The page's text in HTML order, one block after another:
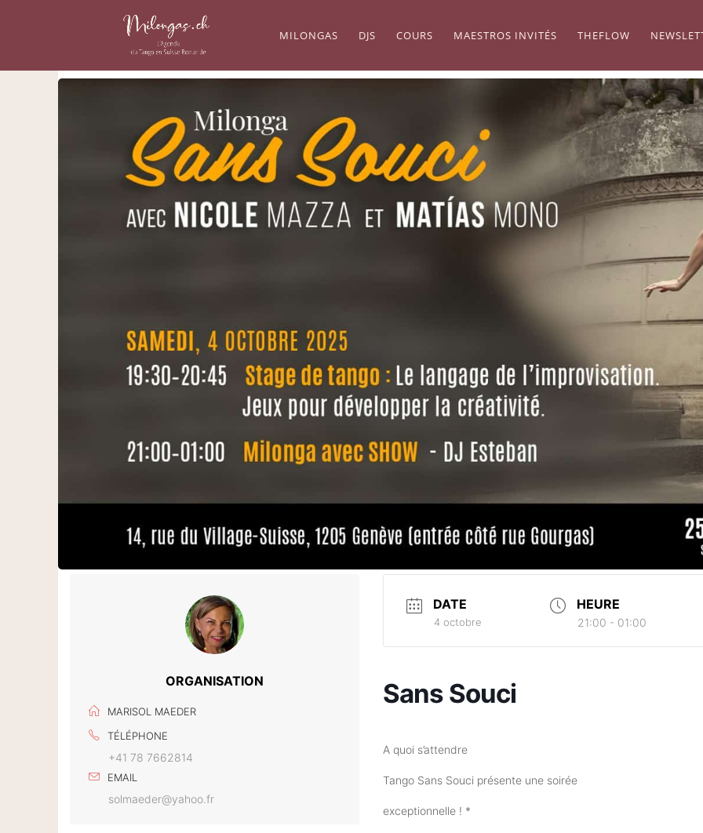
MILONGAS DJS COURS MAESTROS INVITÉS THEFLOW
ORGANISATION
MARISOL MAEDER
TÉLÉPHONE
+41 78 7662814
EMAIL
solmaeder@yahoo.fr
DATE
4 octobre
HEURE
21:00 - 01:00
Sans Souci
A quoi s’attendre
Tango Sans Souci présente une soirée
exceptionnelle ! *